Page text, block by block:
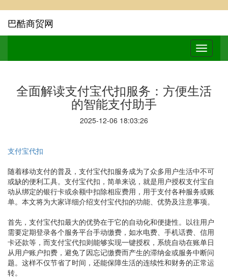
巴酷商贸网
全面解读支付宝代扣服务：方便生活
的智能支付助手
2025-12-06 18:03:26
支付宝代扣
随着移动支付的普及，支付宝代扣服务成为了众多用户生活中不可
或缺的便利工具。支付宝代扣，简单来说，就是用户授权支付宝自
动从绑定的银行卡或余额中扣除相应费用，用于支付各种服务或账
单。本文将为大家详细介绍支付宝代扣的功能、优势及注意事项。
首先，支付宝代扣最大的优势在于它的自动化和便捷性。以往用户
需要定期登录各个服务平台手动缴费，如水电费、手机话费、信用
卡还款等，而支付宝代扣则能够实现一键授权，系统自动在账单日
从用户账户扣费，避免了因忘记缴费而产生的滞纳金或服务中断问
题。这样不仅节省了时间，还能保障生活的连续性和财务的正常运
转。